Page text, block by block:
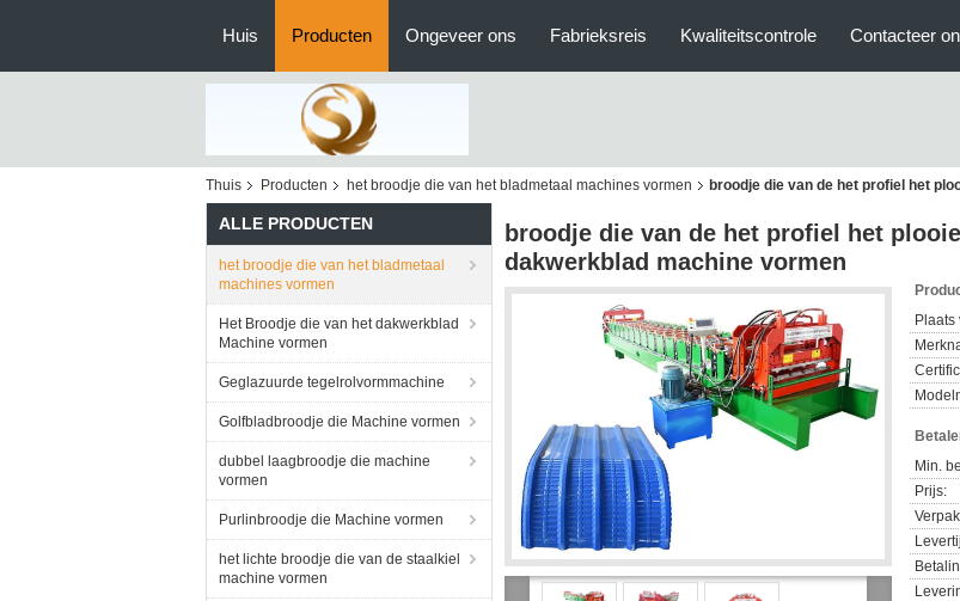
Huis Producten Ongeveer ons Fabrieksreis Kwaliteitscontrole Contacteer
Thuis Producten het broodje die van het bladmetaal machines vormen broodje die van de het profiel het
ALLE PRODUCTEN
het broodje die van het bladmetaal
machines vormen
Het Broodje die van het dakwerkblad
Machine vormen
Geglazuurde tegelrolvormmachine
Golfbladbroodje die Machine vormen
dubbel laagbroodje die machine
vormen
Purlinbroodje die Machine vormen
het lichte broodje die van de staalkiel
machine vormen
broodje die van de het profiel het
dakwerkblad machine vormen
Plaats
Min.
Prijs: